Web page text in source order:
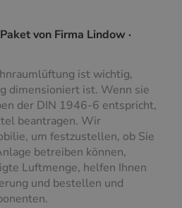
von Firma Lindow ·
ist wichtig,
dimensioniert ist. Wenn sie
der DIN 1946-6 entspricht,
beantragen. Wir
um festzustellen, ob Sie
betreiben können,
Luftmenge, helfen Ihnen
und bestellen und